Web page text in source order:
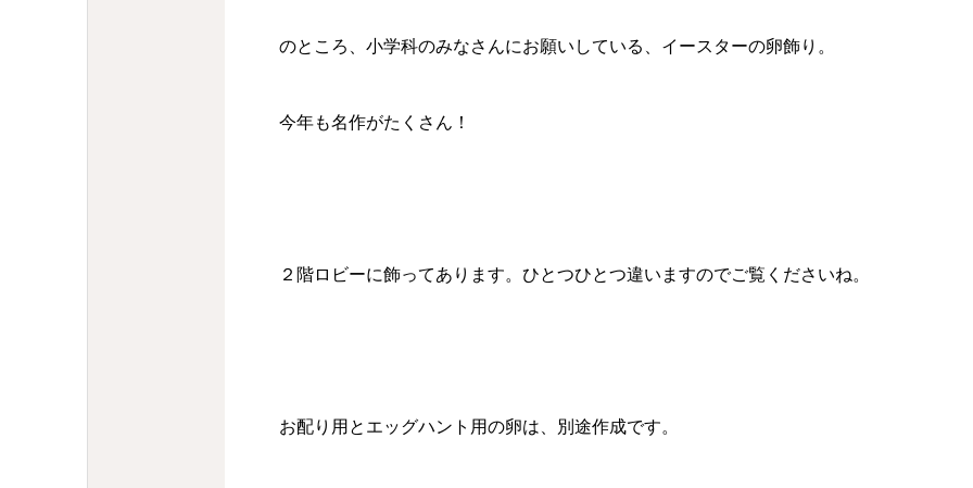
のところ、小学科のみなさんにお願いしている、イースターの卵飾り。
今年も名作がたくさん！
２階ロビーに飾ってあります。ひとつひとつ違いますのでご覧くださいね。
お配り用とエッグハント用の卵は、別途作成です。